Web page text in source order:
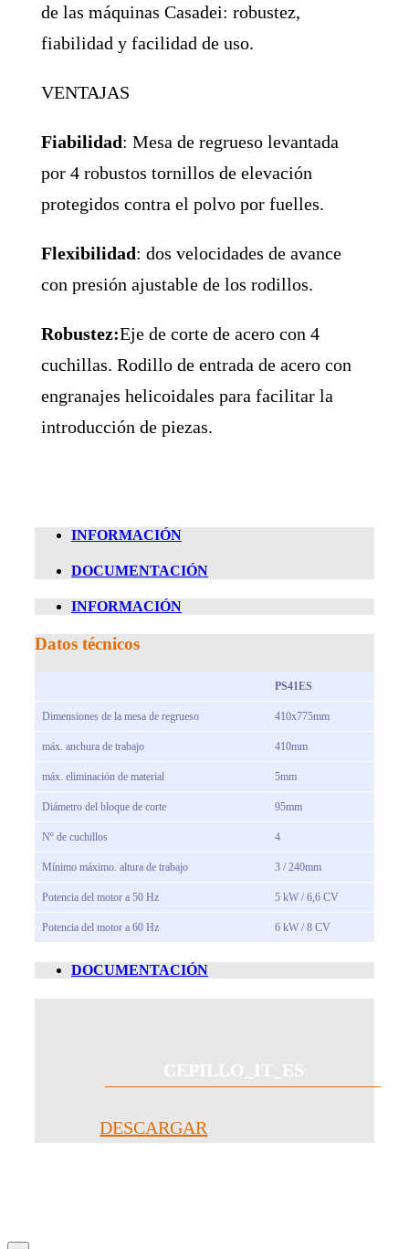
de las máquinas Casadei: robustez,
fiabilidad y facilidad de uso.
VENTAJAS
Fiabilidad:Mesa de regrueso levantada
por 4 robustos tornillos de elevación
protegidos contra el polvo por fuelles.
Flexibilidad:dos velocidades de avance
con presión ajustable de los rodillos.
Robustez:Eje de corte de acero con 4
cuchillas. Rodillo de entrada de acero con
engranajes helicoidales para facilitar la
introducción de piezas.
INFORMACIÓN
DOCUMENTACIÓN
INFORMACIÓN
Datos técnicos
PS41ES
Dimensiones de la mesa de regrueso 410x775mm
máx. anchura de trabajo 410mm
máx. eliminación de material 5mm
Diámetro del bloque de corte 95mm
Nº de cuchillos 4
Mínimo máximo. altura de trabajo 3 / 240mm
Potencia del motor a 50 Hz 5 kW / 6,6 CV
Potencia del motor a 60 Hz 6 kW / 8 CV
DOCUMENTACIÓN
DESCARGAR